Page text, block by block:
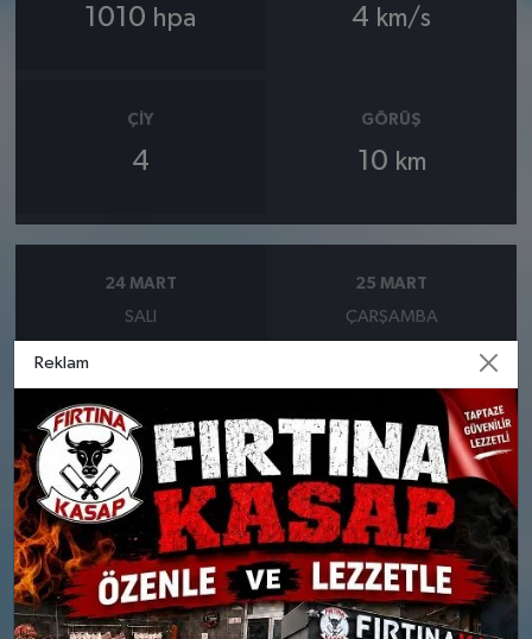
1010 hpa 4 km/s
ÇIY
4
GÖRÜŞ
10 km
24 MART
SALI
9
Şiddetli yağmurlu
Nem: %84
Rüzgar: 12 km/h
Yağış Olasılığı: %91
25 MART
ÇARŞAMBA
8
Bölgesel düzensiz yağmur
yağışlı
Nem: %86
Rüzgar: 9 km/h
Yağış Olasılığı: %88
Reklam